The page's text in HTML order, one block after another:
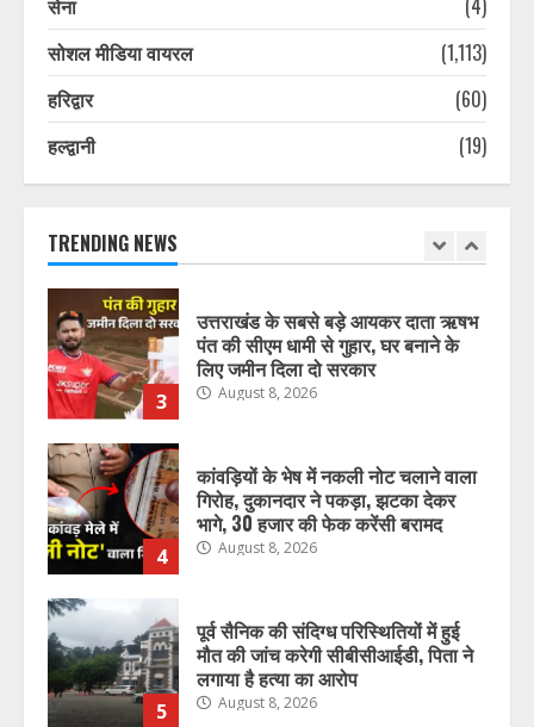
सेना
(4)
सोशल मीडिया वायरल
(1,113)
हरिद्वार
(60)
हल्द्वानी
(19)
TRENDING NEWS
भारत में अब होम एप्लायंसेज भी बेचेगी
Xiaomi, लॉन्च किया नया Mijia सब-ब्रांड
August 8, 2026
2
मिलावटखोरों पर कसेगा शिकंजा, ये आदेश
3
उत्तराखंड के सबसे बड़े आयकर दाता ऋषभ
पंत की सीएम धामी से गुहार, घर बनाने के
लिए जमीन दिला दो सरकार
August 8, 2026
4
कांवड़ियों के भेष में नकली नोट चलाने वाला
गिरोह, दुकानदार ने पकड़ा, झटका देकर
भागे, 30 हजार की फेक करेंसी बरामद
August 8, 2026
5
पूर्व सैनिक की संदिग्ध परिस्थितियों में हुई
मौत की जांच करेगी सीबीसीआईडी, पिता ने
लगाया है हत्या का आरोप
August 8, 2026